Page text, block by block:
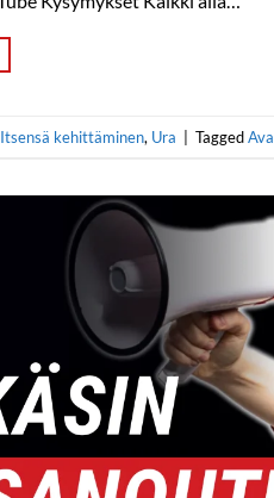
Itsensä kehittäminen, Ura | Tagged